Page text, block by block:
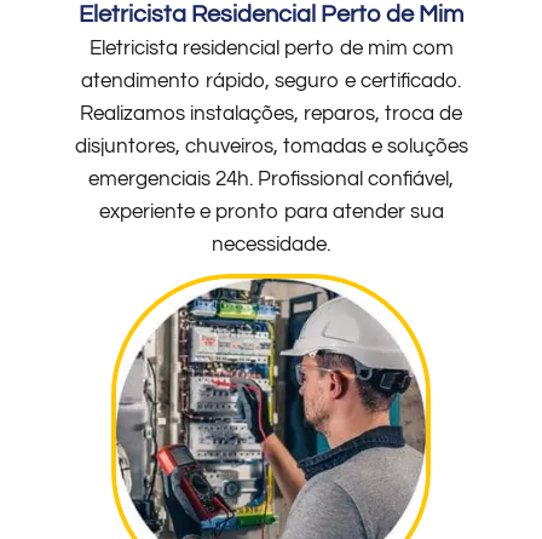
Eletricista Residencial Perto de Mim
Eletricista residencial perto de mim com
atendimento rápido, seguro e certificado.
Realizamos instalações, reparos, troca de
disjuntores, chuveiros, tomadas e soluções
emergenciais 24h. Profissional confiável,
experiente e pronto para atender sua
necessidade.